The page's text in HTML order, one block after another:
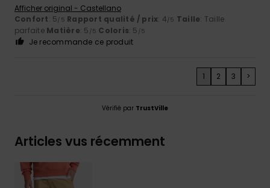
Afficher original - Castellano
Confort: 5/5 Rapport qualité / prix: 4/5 Taille: Taille
parfaite Matière: 5 /5 Coloris: 5 /5
Je recommande ce produit
1 2 3 >
Vérifié par TrustVille
Articles vus récemment